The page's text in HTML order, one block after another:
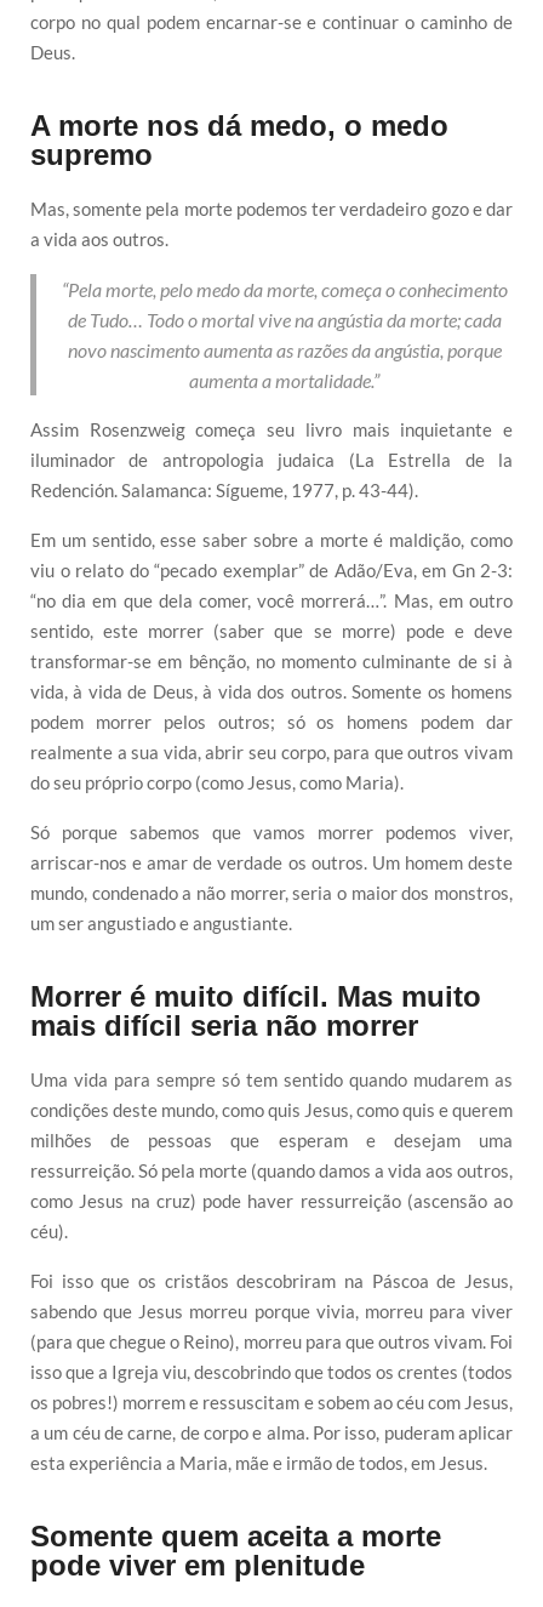
corpo no qual podem encarnar-se e continuar o caminho de
Deus.
A morte nos dá medo, o medo
supremo
Mas, somente pela morte podemos ter verdadeiro gozo e dar
a vida aos outros.
“Pela morte, pelo medo da morte, começa o conhecimento
de Tudo… Todo o mortal vive na angústia da morte; cada
novo nascimento aumenta as razões da angústia, porque
aumenta a mortalidade.”
Assim Rosenzweig começa seu livro mais inquietante e
iluminador de antropologia judaica (La Estrella de la
Redención. Salamanca: Sígueme, 1977, p. 43-44).
Em um sentido, esse saber sobre a morte é maldição, como
viu o relato do “pecado exemplar” de Adão/Eva, em Gn 2-3:
“no dia em que dela comer, você morrerá…”. Mas, em outro
sentido, este morrer (saber que se morre) pode e deve
transformar-se em bênção, no momento culminante de si à
vida, à vida de Deus, à vida dos outros. Somente os homens
podem morrer pelos outros; só os homens podem dar
realmente a sua vida, abrir seu corpo, para que outros vivam
do seu próprio corpo (como Jesus, como Maria).
Só porque sabemos que vamos morrer podemos viver,
arriscar-nos e amar de verdade os outros. Um homem deste
mundo, condenado a não morrer, seria o maior dos monstros,
um ser angustiado e angustiante.
Morrer é muito difícil. Mas muito
mais difícil seria não morrer
Uma vida para sempre só tem sentido quando mudarem as
condições deste mundo, como quis Jesus, como quis e querem
milhões de pessoas que esperam e desejam uma
ressurreição. Só pela morte (quando damos a vida aos outros,
como Jesus na cruz) pode haver ressurreição (ascensão ao
céu).
Foi isso que os cristãos descobriram na Páscoa de Jesus,
sabendo que Jesus morreu porque vivia, morreu para viver
(para que chegue o Reino), morreu para que outros vivam. Foi
isso que a Igreja viu, descobrindo que todos os crentes (todos
os pobres!) morrem e ressuscitam e sobem ao céu com Jesus,
a um céu de carne, de corpo e alma. Por isso, puderam aplicar
esta experiência a Maria, mãe e irmão de todos, em Jesus.
Somente quem aceita a morte
pode viver em plenitude